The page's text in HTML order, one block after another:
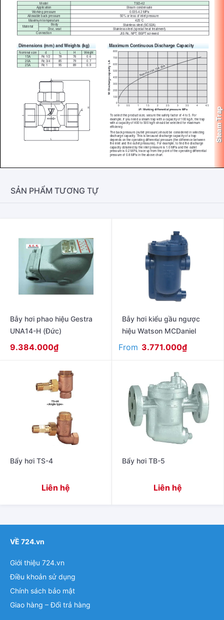
SẢN PHẨM TƯƠNG TỰ
Bẫy hơi phao hiệu Gestra
UNA14-H (Đức)
9.384.000₫
Bẫy hơi kiểu gầu ngược
hiệu Watson MCDaniel
From 3.771.000₫
Bẩy hơi TS-4
Liên hệ
Bẩy hơi TB-5
Liên hệ
VỀ 724.vn
Giới thiệu 724.vn
Điều khoản sử dụng
Chính sách bảo mật
Giao hàng – Đổi trả hàng